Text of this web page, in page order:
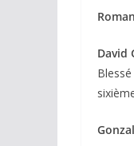
Roman
David